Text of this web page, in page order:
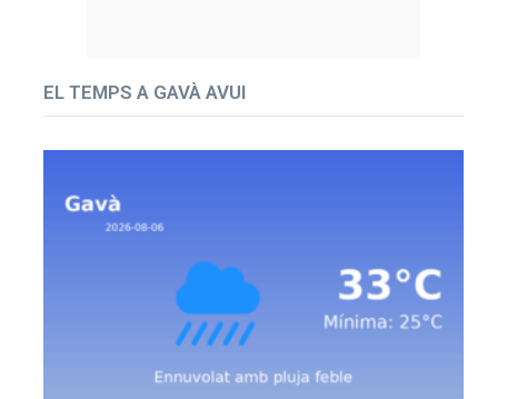
EL TEMPS A GAVÀ AVUI